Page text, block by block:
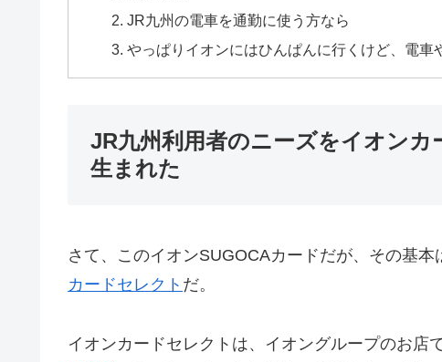
JR九州の電車を通勤に使う方なら
やっぱりイオンにはひんぱんに行くけど、電
JR九州利用者のニーズをイオン
生まれた
さて、このイオンSUGOCAカードだが、その基
カードセレクト だ。
イオンカードセレクトは、イオングループのお店